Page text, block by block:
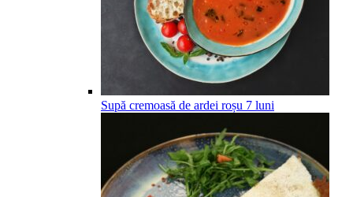
Supă cremoasă de ardei roșu 7 luni